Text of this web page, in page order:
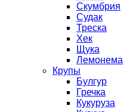
Скумбрия
Судак
Треска
Хек
Щука
Лемонема
Крупы
Булгур
Гречка
Кукуруза